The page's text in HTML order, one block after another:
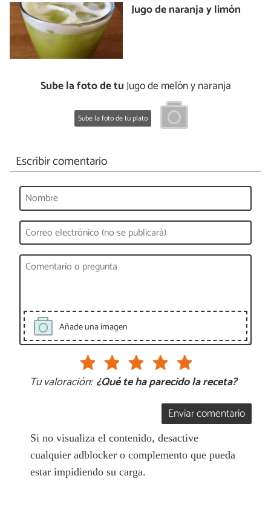
Jugo de naranja y limón
Sube la foto de tuJugo de melón y naranja
Sube la foto de tu plato
Escribir comentario
Añade una imagen
Tu valoración: ¿Qué te ha parecido la receta?
Enviar comentario
Si no visualiza el contenido, desactive
cualquier adblocker o complemento que pueda
estar impidiendo su carga.